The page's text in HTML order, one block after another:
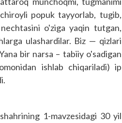
popuk tayyorlab, tugib,
o'ziga yaqin tutgan,
ulashardilar. Biz — qizlari
bir narsa – tabiiy o'sadigan
ishlab chiqariladi) ip
1-mavzesidagi 30 yil